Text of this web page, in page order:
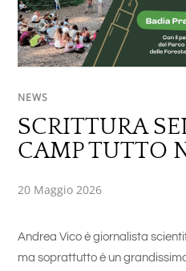
NEWS
SCRITTURA
CAMP TUTTO
20 Maggio 2026
Andrea Vico è giornalista
ma soprattutto è un